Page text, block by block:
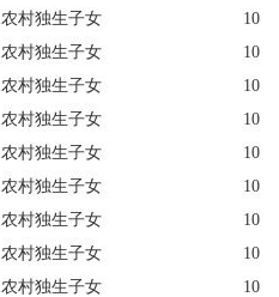
农村独生子女
10
农村独生子女
10
农村独生子女
10
农村独生子女
10
农村独生子女
10
农村独生子女
10
农村独生子女
10
农村独生子女
10
农村独生子女
10